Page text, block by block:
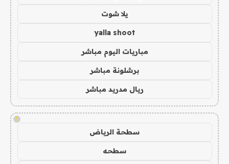
يلا شوت
yalla shoot
مباريات اليوم مباشر
برشلونة مباشر
ريال مدريد مباشر
!
سطحة الرياض
سطحه